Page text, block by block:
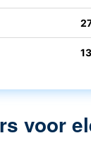
voor